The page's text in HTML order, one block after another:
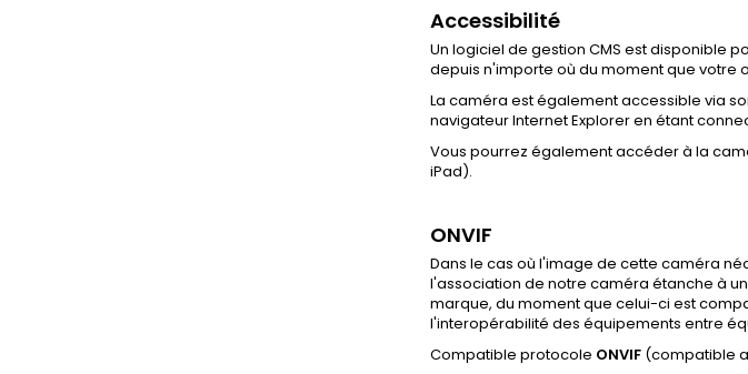
Accessibilité
Un logiciel de gestion CMS est disponible
depuis n'importe où du moment que votre
La caméra est également accessible via
navigateur Internet Explorer en étant
Vous pourrez également accéder à la
iPad).
ONVIF
Dans le cas où l'image de cette caméra
l'association de notre caméra étanche à
marque, du moment que celui-ci est
l'interopérabilité des équipements entre
Compatible protocole ONVIF (compatible